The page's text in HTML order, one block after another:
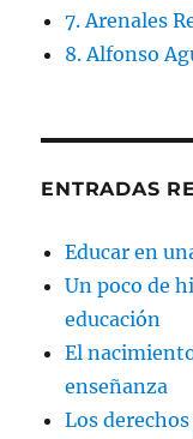
7. Arenales
8. Alfonso
ENTRADAS
Educar en
Un poco de
educación
El
enseñanza
Los